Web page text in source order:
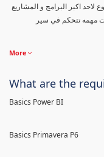
اكبر البرامج و المشاريع
مهمه تتحكم في سير
More
What are the
Basics Power BI
Basics Primavera P6